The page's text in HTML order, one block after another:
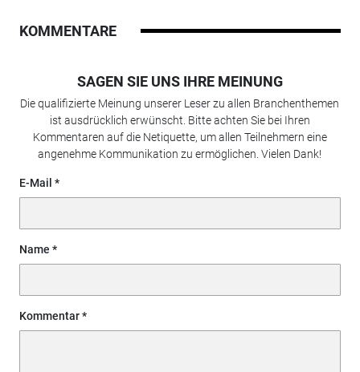
KOMMENTARE
SAGEN SIE UNS IHRE MEINUNG
Die qualifizierte Meinung unserer Leser zu allen Branchenthemen
ist ausdrücklich erwünscht. Bitte achten Sie bei Ihren
Kommentaren auf die Netiquette, um allen Teilnehmern eine
angenehme Kommunikation zu ermöglichen. Vielen Dank!
E-Mail
Name
Kommentar